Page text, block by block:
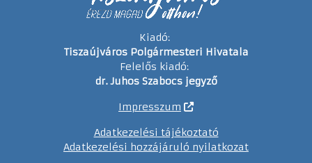
Kiadó:
Tiszaújváros Polgármesteri Hivatala
Felelős kiadó:
dr. Juhos Szabocs jegyző
Impresszum
Adatkezelési tájékoztató
Adatkezelési hozzájáruló nyilatkozat